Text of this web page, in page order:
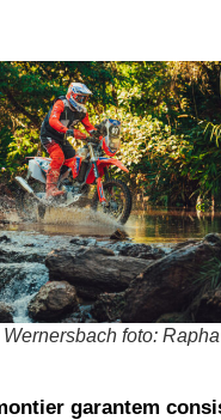
foto: Rapha
garantem